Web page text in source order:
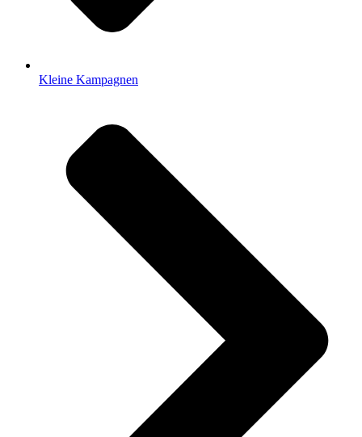
Kleine Kampagnen